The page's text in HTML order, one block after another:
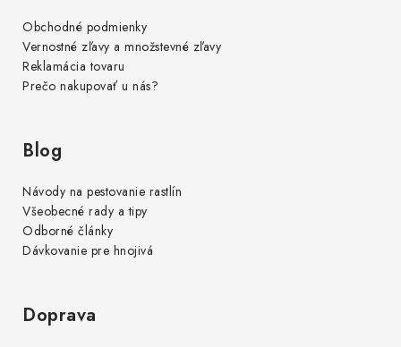
Obchodné podmienky
Vernostné zľavy a množstevné zľavy
Reklamácia tovaru
Prečo nakupovať u nás?
Blog
Návody na pestovanie rastlín
Všeobecné rady a tipy
Odborné články
Dávkovanie pre hnojivá
Doprava